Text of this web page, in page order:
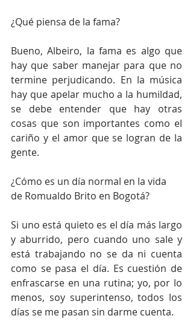
¿Qué piensa de la fama?
Bueno, Albeiro, la fama es algo que
hay que saber manejar para que no
termine perjudicando. En la música
hay que apelar mucho a la humildad,
se debe entender que hay otras
cosas que son importantes como el
cariño y el amor que se logran de la
gente.
¿Cómo es un día normal en la vida
de Romualdo Brito en Bogotá?
Si uno está quieto es el día más largo
y aburrido, pero cuando uno sale y
está trabajando no se da ni cuenta
como se pasa el día. Es cuestión de
enfrascarse en una rutina; yo, por lo
menos, soy superintenso, todos los
días se me pasan sin darme cuenta.